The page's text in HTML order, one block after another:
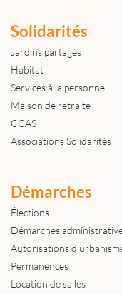
Solidarités
Jardins partagés
Habitat
Services à la personne
Maison de retraite
CCAS
Associations Solidarités
Démarches
Élections
Démarches
Autorisations
Permanences
Location de salles